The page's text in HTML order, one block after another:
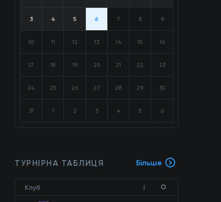
3 4 5 6 7 8 9
10 11 12 13 14 15 16
17 18 19 20 21 22 23
24 25 26 27 28 29 30
31 1 2 3 4 5 6
ТУРНІРНА ТАБЛИЦЯ Більше
Клуб І О